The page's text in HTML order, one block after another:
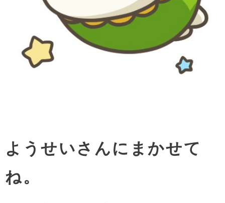
ようせいさんにまかせて
ね。